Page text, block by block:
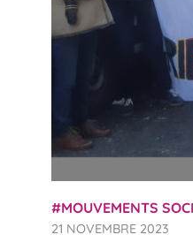
MOUVEMENTS
21 NOVEMBRE 2023